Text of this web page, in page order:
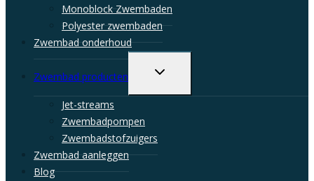
Monoblock Zwembaden
Polyester zwembaden
Zwembad onderhoud
Zwembad producten
Toggle
menu
Jet-streams
Zwembadpompen
Zwembadstofzuigers
Zwembad aanleggen
Blog